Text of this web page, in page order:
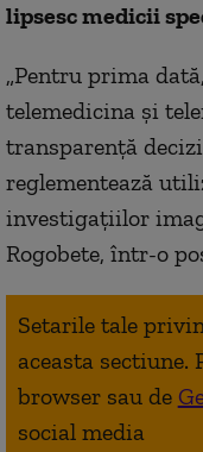
lipsesc medicii
„Pentru prima
telemedicina și
transparență
reglementează
investigațiilor
Rogobete, într-o
Setarile tale
aceasta
browser sau de
social media